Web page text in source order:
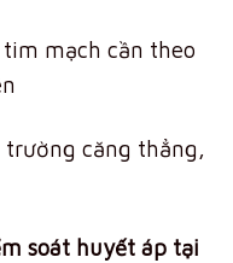
mạch cần theo
căng thẳng,
soát huyết áp tại